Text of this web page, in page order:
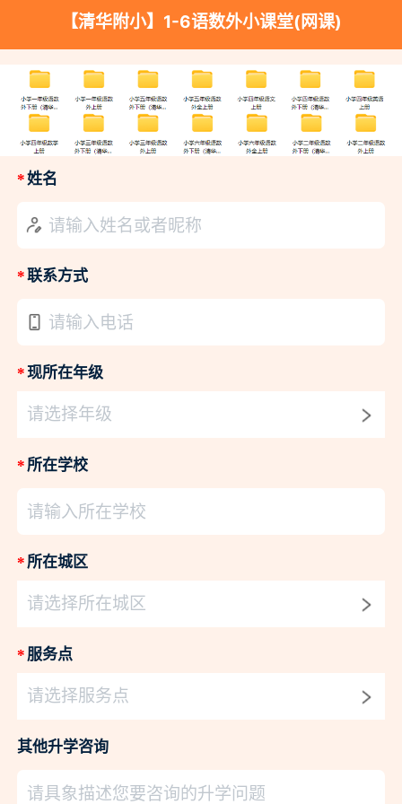
【清华附小】1-6语数外小课堂(网课)
*姓名
请输入姓名或者昵称
*联系方式
请输入电话
*现所在年级
请选择年级
*所在学校
请输入所在学校
*所在城区
请选择所在城区
* 服务点
请选择服务点
其他升学咨询
请具象描述您要咨询的升学问题